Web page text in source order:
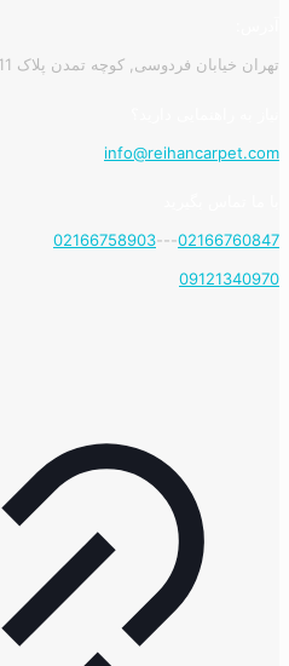
تهران خیابان فردوسی, کوچه تمدن پلاک 11 - طبقه 2 - واحد8
info@reihancarpet.com
02166760847
---
02166758903
09121340970